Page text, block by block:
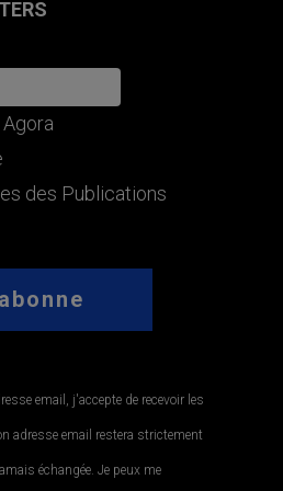
des Publications
email, j'accepte de recevoir les
adresse email restera strictement
échangée. Je peux me